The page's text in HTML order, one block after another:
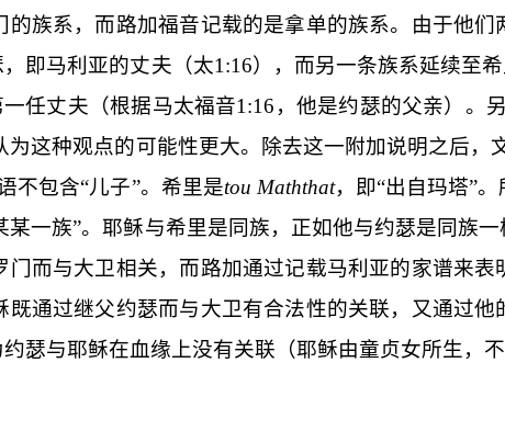
族系，而路加福音记载的是拿单的族系。由于他
即马利亚的丈夫（太1:16），而另一条族系延续至
任丈夫（根据马太福音1:16 ，他是约瑟的父亲）。
为这种观点的可能性更大。除去这一附加说明之
不包含“儿子”。希里是tou Maththat，即“出自玛塔”
一族”。耶稣与希里是同族，正如他与约瑟是同族
而与大卫相关，而路加通过记载马利亚的家谱来
既通过继父约瑟而与大卫有合法性的关联，又通过他
瑟与耶稣在血缘上没有关联（耶稣由童贞女所生，